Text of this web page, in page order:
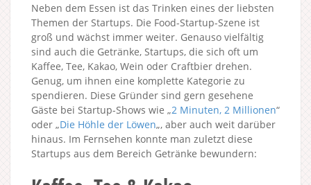
Neben dem Essen ist das Trinken eines der liebsten
Themen der Startups. Die Food-Startup-Szene ist
groß und wächst immer weiter. Genauso vielfältig
sind auch die Getränke, Startups, die sich oft um
Kaffee, Tee, Kakao, Wein oder Craftbier drehen.
Genug, um ihnen eine komplette Kategorie zu
spendieren. Diese Gründer sind gern gesehene
Gäste bei Startup-Shows wie „2 Minuten, 2 Millionen“
oder „Die Höhle der Löwen„, aber auch weit darüber
hinaus. Im Fernsehen konnte man zuletzt diese
Startups aus dem Bereich Getränke bewundern: